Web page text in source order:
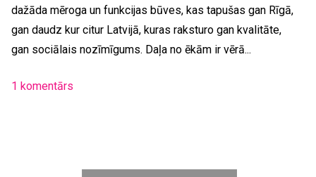
dažāda mēroga un funkcijas būves, kas tapušas gan Rīgā,
gan daudz kur citur Latvijā, kuras raksturo gan kvalitāte,
gan sociālais nozīmīgums. Daļa no ēkām ir vērā...
1 komentārs